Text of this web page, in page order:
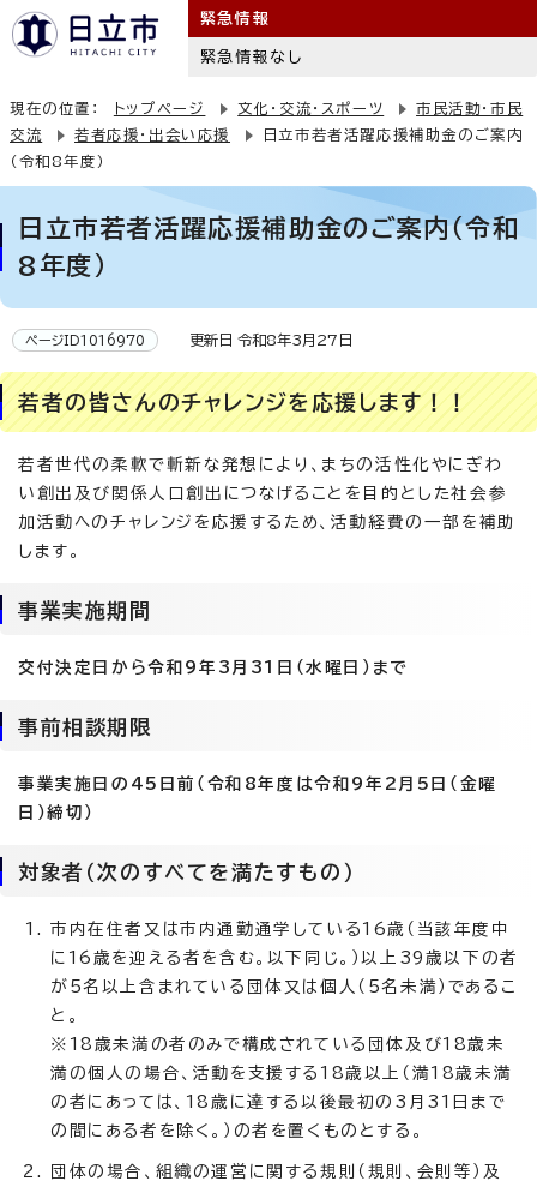
緊急情報
緊急情報なし
現在の位置： トップページ 文化・交流・スポーツ
市民活動・市民
交流
若者応援・出会い応援
日立市若者活躍応援補助金のご案内
（令和8年度）
日立市若者活躍応援補助金のご案内（令和
8年度）
ページID1016970 更新日 令和8年3月27日
若者の皆さんのチャレンジを応援します！！
若者世代の柔軟で斬新な発想により、まちの活性化やにぎわ
い創出及び関係人口創出につなげることを目的とした社会参
加活動へのチャレンジを応援するため、活動経費の一部を補助
します。
事業実施期間
交付決定日から令和9年3月31日（水曜日）まで
事前相談期限
事業実施日の45日前（令和8年度は令和9年2月5日（金曜
日）締切）
対象者（次のすべてを満たすもの）
市内在住者又は市内通勤通学している16歳（当該年度中
に16歳を迎える者を含む。以下同じ。）以上39歳以下の者
が5名以上含まれている団体又は個人（5名未満）であるこ
と。
※18歳未満の者のみで構成されている団体及び18歳未
満の個人の場合、活動を支援する18歳以上（満18歳未満
の者にあっては、18歳に達する以後最初の3月31日まで
の間にある者を除く。）の者を置くものとする。
団体の場合、組織の運営に関する規則（規則、会則等）及